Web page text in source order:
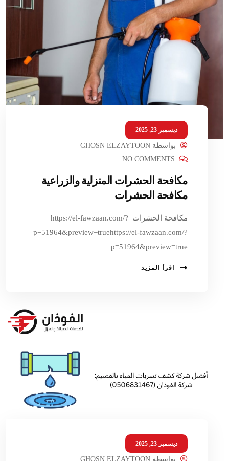
ديسمبر 23, 2025
بواسطةGHOSN ELZAYTOON
NO COMMENTS
مكافحة الحشرات المنزلية والزراعية
مكافحة الحشرات
مكافحة الحشرات https://el-fawzaan.com/?
p=51964&preview=truehttps://el-fawzaan.com/?
p=51964&preview=true
اقرأ المزيد
ديسمبر 23, 2025
بواسطةGHOSN ELZAYTOON